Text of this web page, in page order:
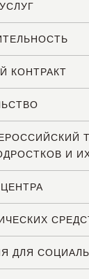
КОНТРАКТ
И
ДЛЯ